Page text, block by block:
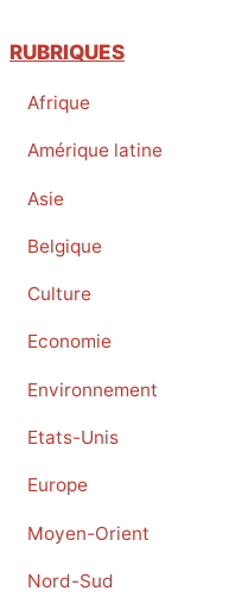
RUBRIQUES
Afrique
Amérique latine
Asie
Belgique
Culture
Economie
Environnement
Etats-Unis
Europe
Moyen-Orient
Nord-Sud